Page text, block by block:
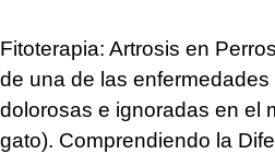
Fitoterapia: Artrosis en
de una de las
dolorosas e ignoradas en el
gato). Comprendiendo la